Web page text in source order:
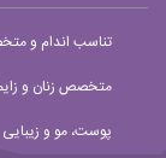
تناسب اندام و
متخصص زنان و
پوست، مو و زیبایی